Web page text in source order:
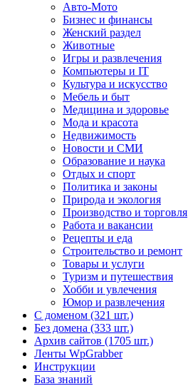
Авто-Мото
Бизнес и финансы
Женский раздел
Животные
Игры и развлечения
Компьютеры и IT
Культура и искусство
Мебель и быт
Медицина и здоровье
Мода и красота
Недвижимость
Новости и СМИ
Образование и наука
Отдых и спорт
Политика и законы
Природа и экология
Производство и торговля
Работа и вакансии
Рецепты и еда
Строительство и ремонт
Товары и услуги
Туризм и путешествия
Хобби и увлечения
Юмор и развлечения
С доменом (321 шт.)
Без домена (333 шт.)
Архив сайтов (1705 шт.)
Ленты WpGrabber
Инструкции
База знаний